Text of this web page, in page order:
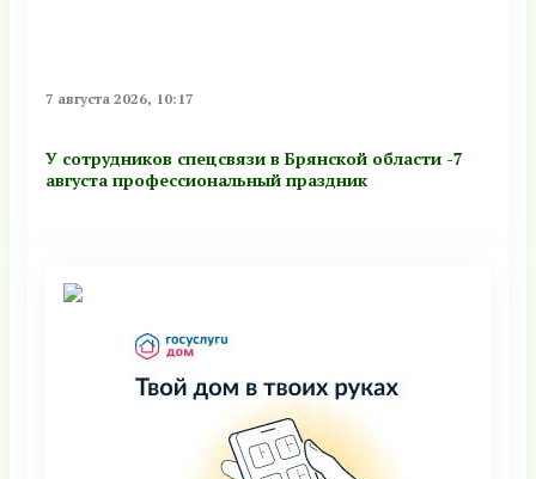
7 августа 2026, 10:17
У сотрудников спецсвязи в Брянской области -7
августа профессиональный праздник